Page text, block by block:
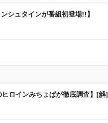
シュタインが番組初登場!!】
ロインみちょぱが徹底調査】[解]